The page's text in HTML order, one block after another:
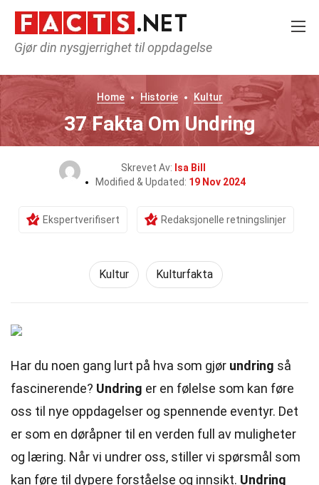
Gjør din nysgjerrighet til oppdagelse
Home Historie Kultur
37 Fakta Om Undring
Skrevet Av: Isa Bill
Modified & Updated: 19 Nov 2024
Ekspertverifisert Redaksjonelle retningslinjer
Kultur Kulturfakta
Har du noen gang lurt på hva som gjør undring så
fascinerende? Undring er en følelse som kan føre
oss til nye oppdagelser og spennende eventyr. Det
er som en døråpner til en verden full av muligheter
og læring. Når vi undrer oss, stiller vi spørsmål som
kan føre til dypere forståelse og innsikt. Undring